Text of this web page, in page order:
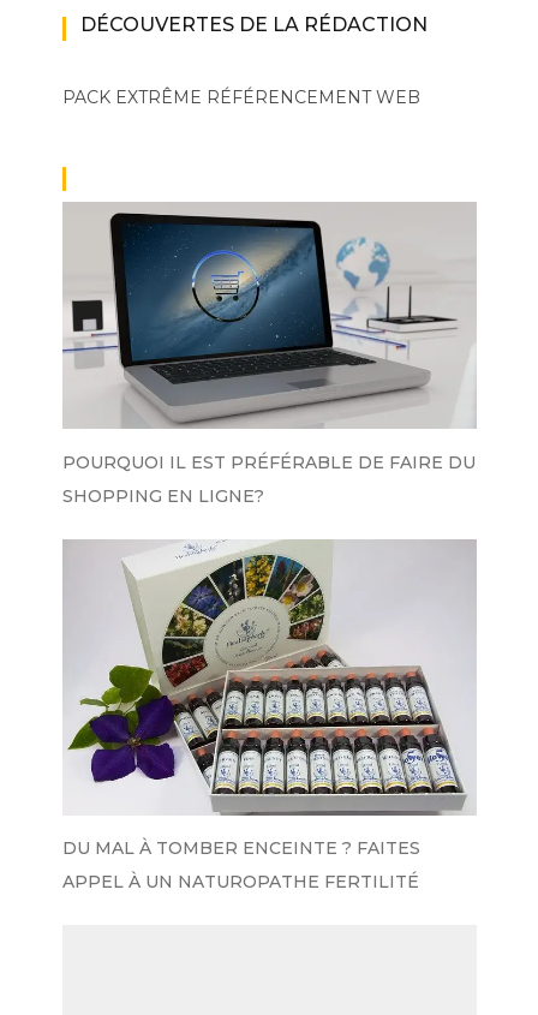
DÉCOUVERTES DE LA RÉDACTION
PACK EXTRÊME RÉFÉRENCEMENT WEB
POURQUOI IL EST PRÉFÉRABLE DE FAIRE DU
SHOPPING EN LIGNE?
DU MAL À TOMBER ENCEINTE ? FAITES
APPEL À UN NATUROPATHE FERTILITÉ